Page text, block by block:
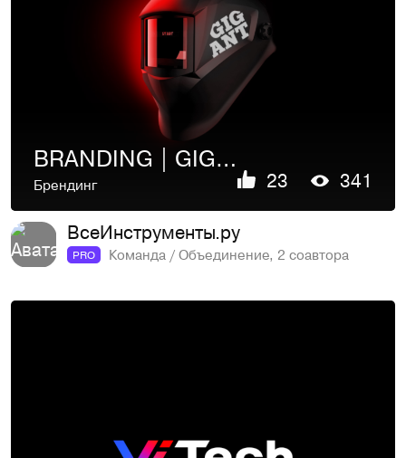
BRANDING | GIGANT | VI.RU
Брендинг 23
341
ВсеИнструменты.ру
PRO Команда / Объединение, 2 соавтора